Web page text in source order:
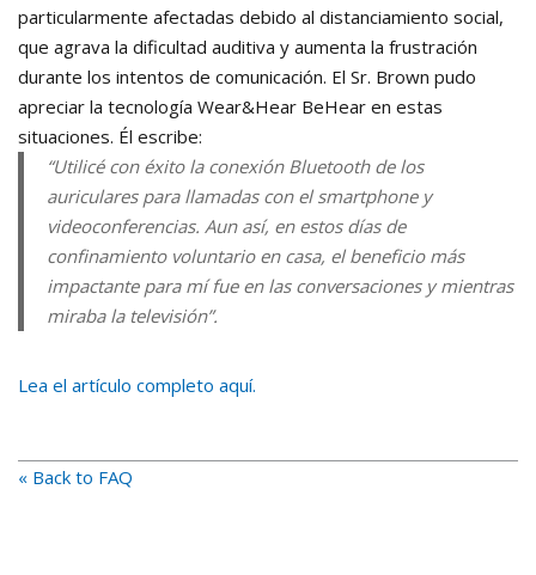
particularmente afectadas debido al distanciamiento social,
que agrava la dificultad auditiva y aumenta la frustración
durante los intentos de comunicación. El Sr. Brown pudo
apreciar la tecnología Wear&Hear BeHear en estas
situaciones. Él escribe:
“Utilicé con éxito la conexión Bluetooth de los
auriculares para llamadas con el smartphone y
videoconferencias. Aun así, en estos días de
confinamiento voluntario en casa, el beneficio más
impactante para mí fue en las conversaciones y mientras
miraba la televisión”.
Lea el artículo completo aquí.
« Back to FAQ